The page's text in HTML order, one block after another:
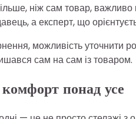
ніж сам товар,
а експерт, що
можливість уточнити
сам на сам із товаром.
понад усе